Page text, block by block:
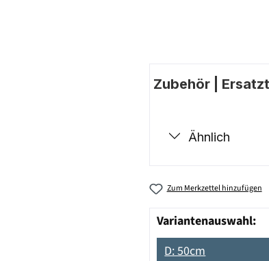
Zubehör |
Ähnlich
Zum Merkzettel hinzufügen
Variantenauswahl:
D: 50cm